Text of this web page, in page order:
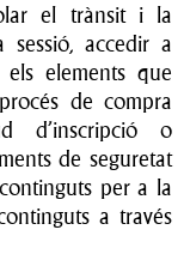
el trànsit i la
sessió, accedir a
elements que
de compra
d’inscripció o
de seguretat
per a la
a través